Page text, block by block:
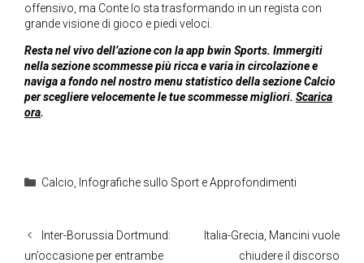
offensivo, ma Conte lo sta trasformando in un regista con
grande visione di gioco e piedi veloci.
Resta nel vivo dell’azione con la app bwin Sports. Immergiti
nella sezione scommesse più ricca e varia in circolazione e
naviga a fondo nel nostro menu statistico della sezione Calcio
per scegliere velocemente le tue scommesse migliori. Scarica
ora.
Categorie
Calcio Infografiche sullo Sport e Approfondimenti
Inter-Borussia Dortmund:
un’occasione per entrambe
Italia-Grecia, Mancini vuole
chiudere il discorso